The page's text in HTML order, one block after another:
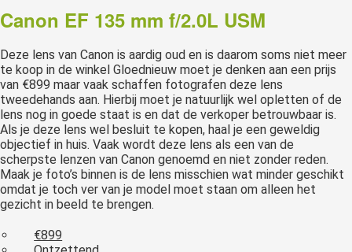
Canon EF 135 mm f/2.0L USM
Deze lens van Canon is aardig oud en is daarom soms niet meer
te koop in de winkel Gloednieuw moet je denken aan een prijs
van €899 maar vaak schaffen fotografen deze lens
tweedehands aan. Hierbij moet je natuurlijk wel opletten of de
lens nog in goede staat is en dat de verkoper betrouwbaar is.
Als je deze lens wel besluit te kopen, haal je een geweldig
objectief in huis. Vaak wordt deze lens als een van de
scherpste lenzen van Canon genoemd en niet zonder reden.
Maak je foto’s binnen is de lens misschien wat minder geschikt
omdat je toch ver van je model moet staan om alleen het
gezicht in beeld te brengen.
€899